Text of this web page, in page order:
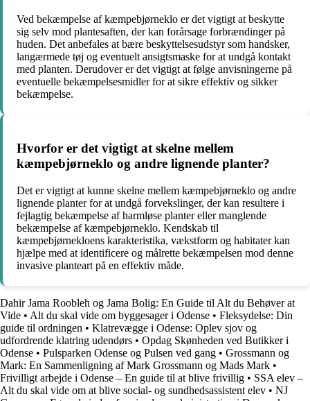
Ved bekæmpelse af kæmpebjørneklo er det vigtigt at beskytte
sig selv mod plantesaften, der kan forårsage forbrændinger på
huden. Det anbefales at bære beskyttelsesudstyr som handsker,
langærmede tøj og eventuelt ansigtsmaske for at undgå kontakt
med planten. Derudover er det vigtigt at følge anvisningerne på
eventuelle bekæmpelsesmidler for at sikre effektiv og sikker
bekæmpelse.
Hvorfor er det vigtigt at skelne mellem
kæmpebjørneklo og andre lignende planter?
Det er vigtigt at kunne skelne mellem kæmpebjørneklo og andre
lignende planter for at undgå forvekslinger, der kan resultere i
fejlagtig bekæmpelse af harmløse planter eller manglende
bekæmpelse af kæmpebjørneklo. Kendskab til
kæmpebjørnekloens karakteristika, vækstform og habitater kan
hjælpe med at identificere og målrette bekæmpelsen mod denne
invasive planteart på en effektiv måde.
Dahir Jama Roobleh og Jama Bolig: En Guide til Alt du Behøver at
Vide • Alt du skal vide om byggesager i Odense • Fleksydelse: Din
guide til ordningen • Klatrevægge i Odense: Oplev sjov og
udfordrende klatring udendørs • Opdag Skønheden ved Butikker i
Odense • Pulsparken Odense og Pulsen ved gang • Grossmann og
Mark: En Sammenligning af Mark Grossmann og Mads Mark •
Frivilligt arbejde i Odense – En guide til at blive frivillig • SSA elev –
Alt du skal vide om at blive social- og sundhedsassistent elev • NJ